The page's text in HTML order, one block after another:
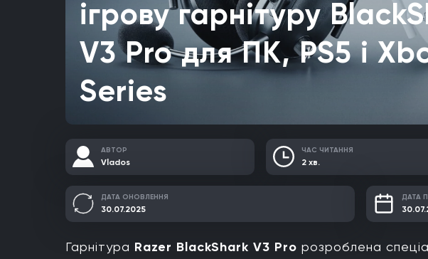
ігрову гарнітуру
V3 Pro для ПК, PS5 і
Series
АВТОР
Vlados
ЧАС ЧИТАННЯ
2 хв.
ДАТА ОНОВЛЕННЯ
30.07.2025
ДАТА
Гарнітура Razer BlackShark V3 Pro розроблена